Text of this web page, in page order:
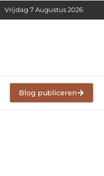
Vrijdag 7 Augustus 2026
Blog publiceren